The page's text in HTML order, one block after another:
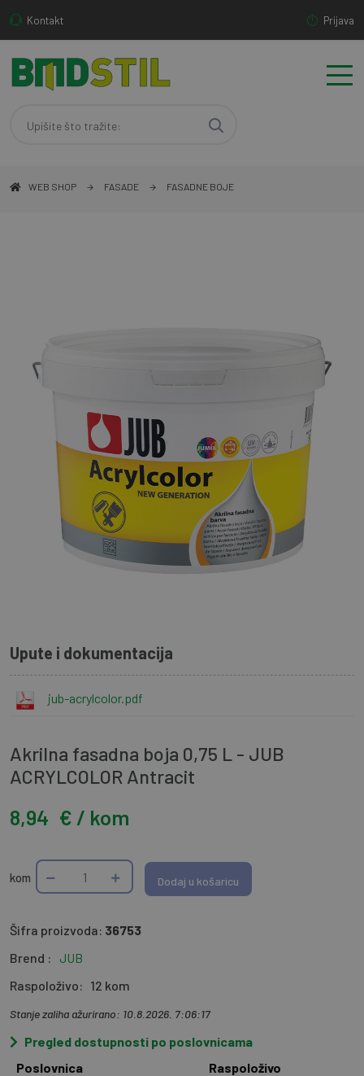
Kontakt Prijava
WEB SHOP FASADE FASADNE BOJE
Upute i dokumentacija
jub-acrylcolor.pdf
Akrilna fasadna boja 0,75 L - JUB
ACRYLCOLOR Antracit
8,94 € / kom
kom Dodaj u košaricu
Šifra proizvoda: 36753
Brend :
JUB
Raspoloživo: 12 kom
Stanje zaliha ažurirano: 10.8.2026. 7:06:17
Pregled dostupnosti po poslovnicama
Poslovnica
Raspoloživo